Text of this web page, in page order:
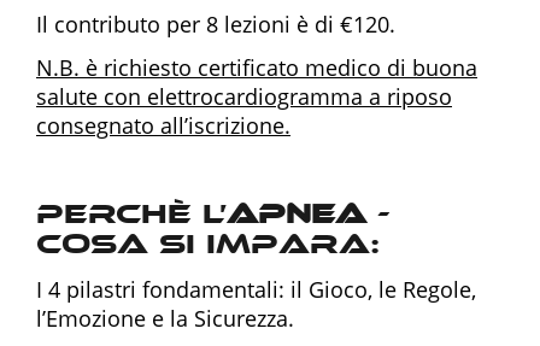
Il contributo per 8 lezioni è di €120.
N.B. è richiesto certificato medico di buona
salute con elettrocardiogramma a riposo
consegnato all’iscrizione.
Perchè l’apnea-
cosa si impara:
I 4 pilastri fondamentali: il Gioco, le Regole,
l’Emozione e la Sicurezza.